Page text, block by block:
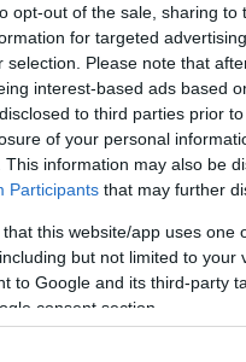
opt-out of the sale, sharing
for targeted
selection. Please note that
interest-based ads based
to third parties prior
of your personal
This information may also be
Participants that may further
that this website/app uses
but not limited to
to Google and its third-party
consent section.
TOVÁBB
0
debreceni egyetem
európa mikes kelemen
100 éves a johnson-reed